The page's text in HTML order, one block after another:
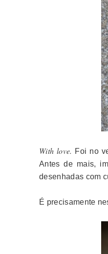
With love. Foi no
Antes de mais,
desenhadas com
É precisamente